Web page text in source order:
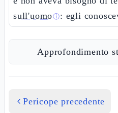
sull'uomoⓘ: egli
Approfondimento
Pericope precedente